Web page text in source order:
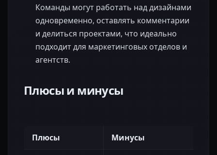
Команды могут работать над дизайнами
одновременно, оставлять комментарии
и делиться проектами, что идеально
подходит для маркетинговых отделов и
агентств.
Плюсы и минусы
Плюсы Минусы